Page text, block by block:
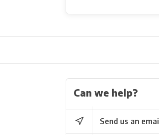
Can we help?
Send us an email